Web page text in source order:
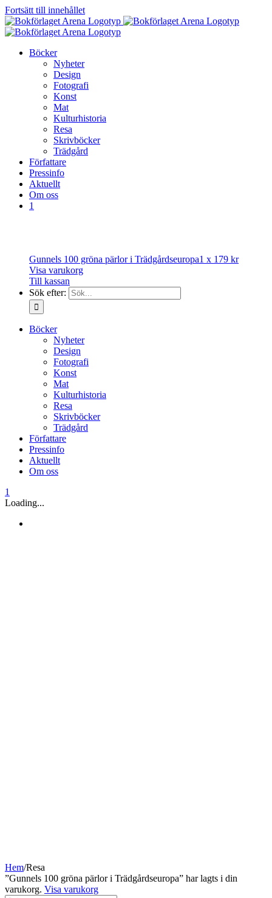
Fortsätt till innehållet
Böcker
Nyheter
Design
Fotografi
Konst
Mat
Kulturhistoria
Resa
Skrivböcker
Trädgård
Författare
Pressinfo
Aktuellt
Om oss
1
Gunnels 100 gröna pärlor i Trädgårdseuropa1 x 179 kr
Visa varukorg
Till kassan
Sök efter:
Böcker
Nyheter
Design
Fotografi
Konst
Mat
Kulturhistoria
Resa
Skrivböcker
Trädgård
Författare
Pressinfo
Aktuellt
Om oss
1
Loading...
Hem/Resa
”Gunnels 100 gröna pärlor i Trädgårdseuropa” har lagts i din
varukorg. Visa varukorg